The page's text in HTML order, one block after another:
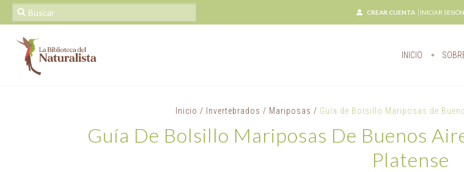
CREAR CUENTA INICIAR SESIÓN
INICIO
Inicio / Invertebrados / Mariposas / Guía de Bolsillo Mariposas de
Guía De Bolsillo Mariposas De Buenos
Platense